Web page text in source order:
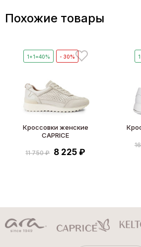
Похожие товары
1+1=40% - 30%
Кроссовки женские
CAPRICE
11 750 ₽ 8 225 ₽